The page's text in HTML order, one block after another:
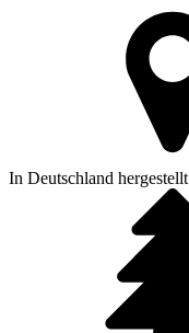
In Deutschland hergestellt